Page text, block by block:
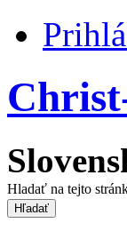
Hladať na tejto